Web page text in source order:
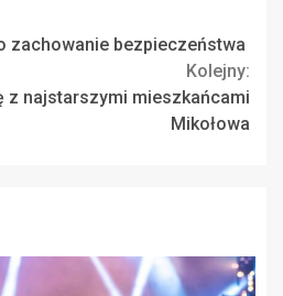
zachowanie bezpieczeństwa
Kolejny:
z najstarszymi mieszkańcami
Mikołowa